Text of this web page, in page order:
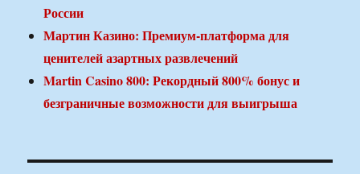
России
Мартин Казино: Премиум-платформа для
ценителей азартных развлечений
Martin Casino 800: Рекордный 800% бонус и
безграничные возможности для выигрыша